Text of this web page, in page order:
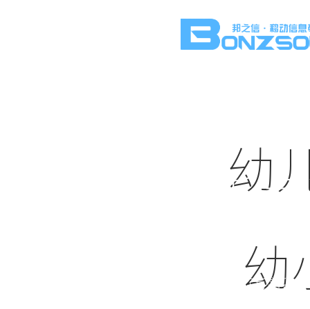
新
实时更新
幼
幼